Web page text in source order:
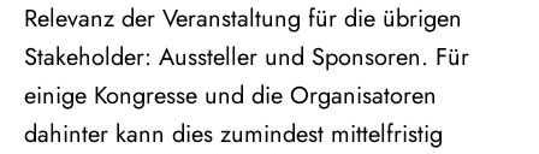
Relevanz der Veranstaltung für die übrigen
Stakeholder: Aussteller und Sponsoren. Für
einige Kongresse und die Organisatoren
dahinter kann dies zumindest mittelfristig